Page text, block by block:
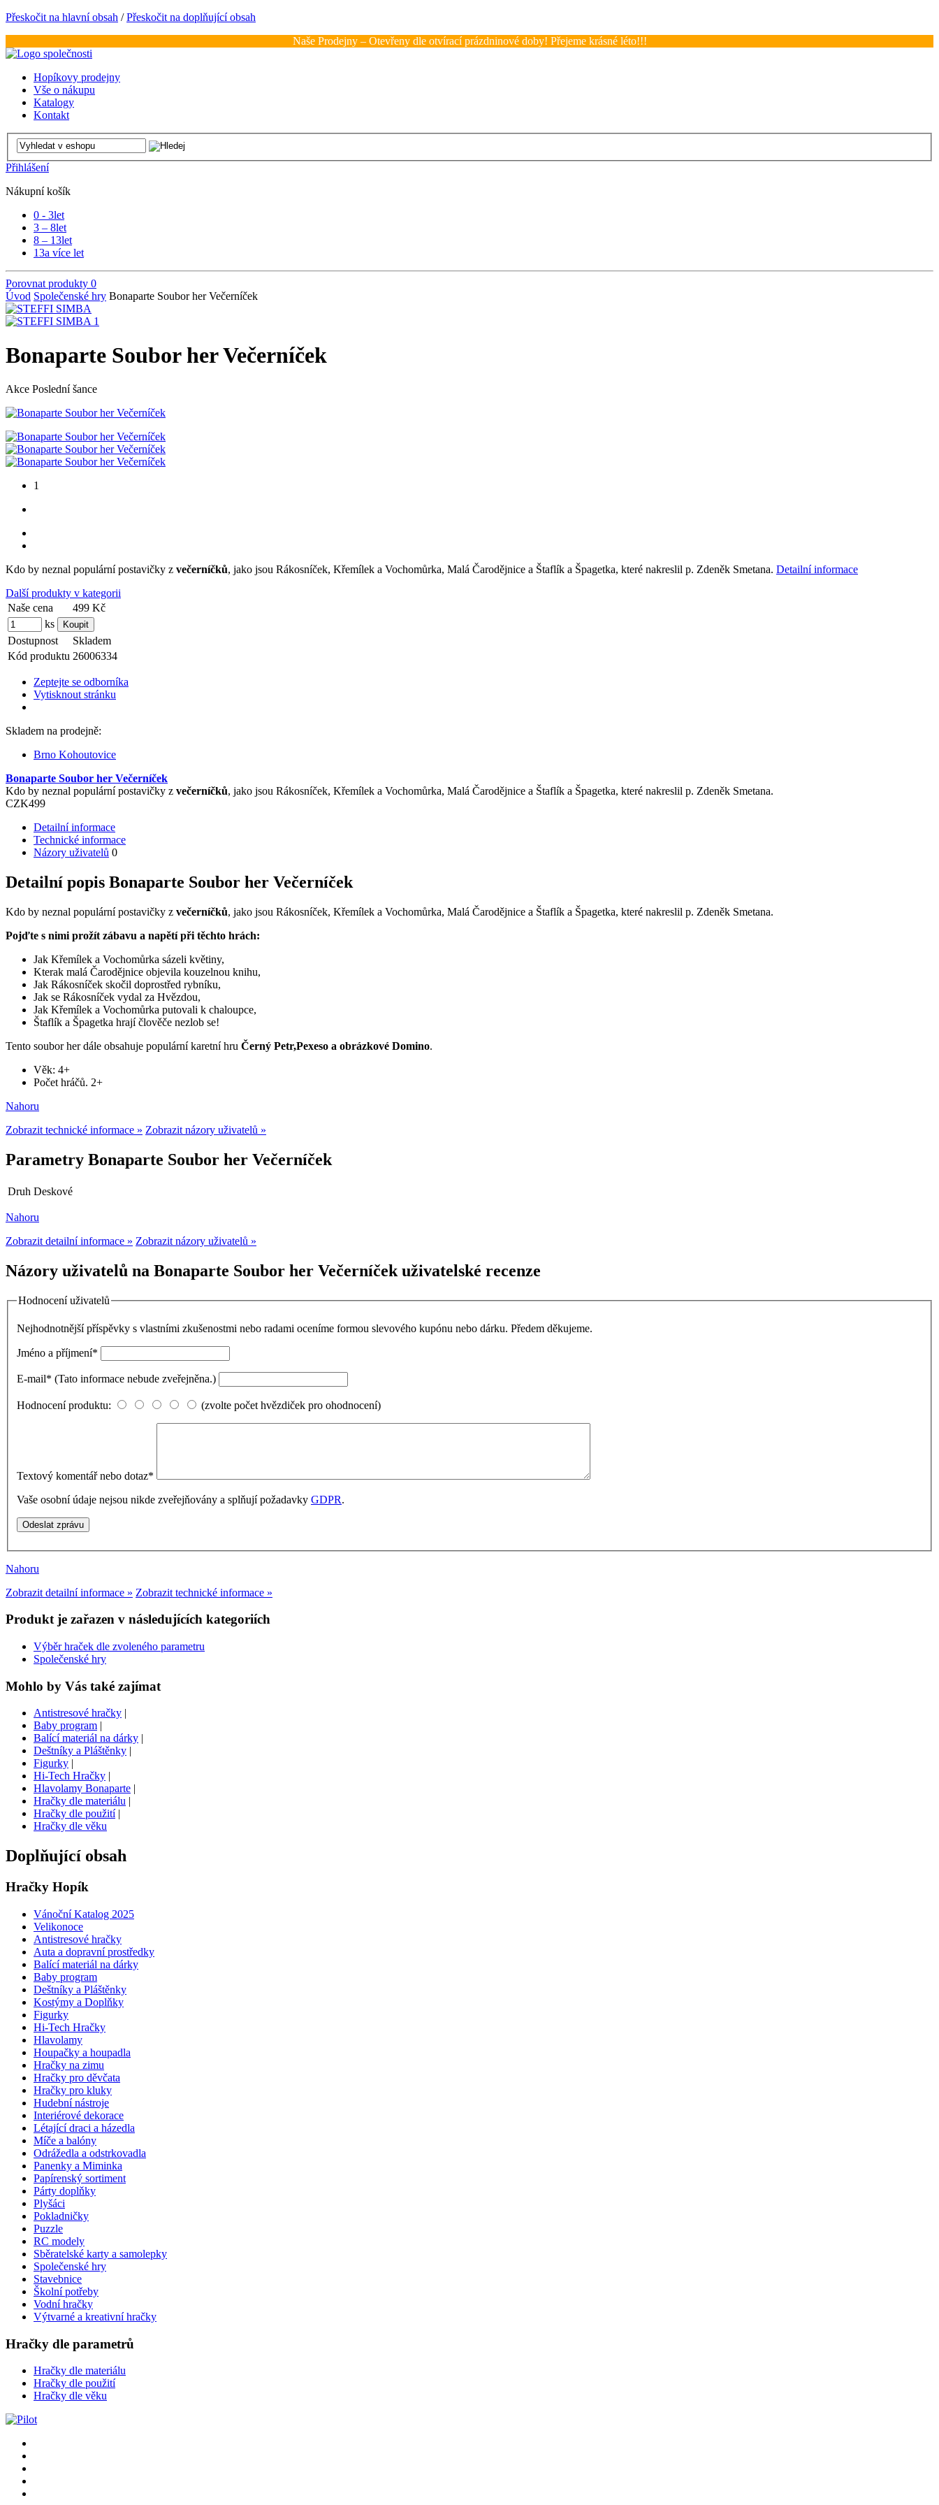
Přeskočit na hlavní obsah /Přeskočit na doplňující obsah
Naše Prodejny – Otevřeny dle otvírací prázdninové doby! Přejeme krásné léto!!!
Hopíkovy prodejny
Vše o nákupu
Katalogy
Kontakt
Přihlášení
Nákupní košík
0 - 3let
3 – 8let
8 – 13let
13a více let
Porovnat produkty 0
Úvod Společenské hry Bonaparte Soubor her Večerníček
Bonaparte Soubor her Večerníček
Akce Poslední šance
1
Kdo by neznal populární postavičky z večerníčků, jako jsou Rákosníček, Křemílek a Vochomůrka, Malá Čarodějnice a Štaflík a Špagetka, které nakreslil p. Zdeněk Smetana. Detailní informace
Další produkty v kategorii
Naše cena
499 Kč
ks
Dostupnost
Skladem
Kód produktu 26006334
Zeptejte se odborníka
Vytisknout stránku
Skladem na prodejně:
Brno Kohoutovice
Bonaparte Soubor her Večerníček
Kdo by neznal populární postavičky z večerníčků, jako jsou Rákosníček, Křemílek a Vochomůrka, Malá Čarodějnice a Štaflík a Špagetka, které nakreslil p. Zdeněk Smetana.
CZK499
Detailní informace
Technické informace
Názory uživatelů 0
Detailní popis Bonaparte Soubor her Večerníček
Kdo by neznal populární postavičky z večerníčků, jako jsou Rákosníček, Křemílek a Vochomůrka, Malá Čarodějnice a Štaflík a Špagetka, které nakreslil p. Zdeněk Smetana.
Pojďte s nimi prožít zábavu a napětí při těchto hrách:
Jak Křemílek a Vochomůrka sázeli květiny,
Kterak malá Čarodějnice objevila kouzelnou knihu,
Jak Rákosníček skočil doprostřed rybníku,
Jak se Rákosníček vydal za Hvězdou,
Jak Křemílek a Vochomůrka putovali k chaloupce,
Štaflík a Špagetka hrají člověče nezlob se!
Tento soubor her dále obsahuje populární karetní hru Černý Petr,Pexeso a obrázkové Domino.
Věk: 4+
Počet hráčů. 2+
Nahoru
Zobrazit technické informace » Zobrazit názory uživatelů »
Parametry Bonaparte Soubor her Večerníček
Druh Deskové
Nahoru
Zobrazit detailní informace » Zobrazit názory uživatelů »
Názory uživatelů na Bonaparte Soubor her Večerníček uživatelské recenze
Hodnocení uživatelů
Nejhodnotnější příspěvky s vlastními zkušenostmi nebo radami oceníme formou slevového kupónu nebo dárku. Předem děkujeme.
Jméno a příjmení*
E-mail* (Tato informace nebude zveřejněna.)
Hodnocení produktu: (zvolte počet hvězdiček pro ohodnocení)
Textový komentář nebo dotaz*
Vaše osobní údaje nejsou nikde zveřejňovány a splňují požadavky GDPR.
Nahoru
Zobrazit detailní informace » Zobrazit technické informace »
Produkt je zařazen v následujících kategoriích
Výběr hraček dle zvoleného parametru
Společenské hry
Mohlo by Vás také zajímat
Antistresové hračky |
Baby program |
Balící materiál na dárky |
Deštníky a Pláštěnky |
Figurky |
Hi-Tech Hračky |
Hlavolamy Bonaparte |
Hračky dle materiálu |
Hračky dle použití|
Hračky dle věku
Doplňující obsah
Hračky Hopík
Vánoční Katalog 2025
Velikonoce
Antistresové hračky
Auta a dopravní prostředky
Balící materiál na dárky
Baby program
Deštníky a Pláštěnky
Kostýmy a Doplňky
Figurky
Hi-Tech Hračky
Hlavolamy
Houpačky a houpadla
Hračky na zimu
Hračky pro děvčata
Hračky pro kluky
Hudební nástroje
Interiérové dekorace
Létající draci a házedla
Míče a balóny
Odrážedla a odstrkovadla
Panenky a Miminka
Papírenský sortiment
Párty doplňky
Plyšáci
Pokladničky
Puzzle
RC modely
Sběratelské karty a samolepky
Společenské hry
Stavebnice
Školní potřeby
Vodní hračky
Výtvarné a kreativní hračky
Hračky dle parametrů
Hračky dle materiálu
Hračky dle použití
Hračky dle věku